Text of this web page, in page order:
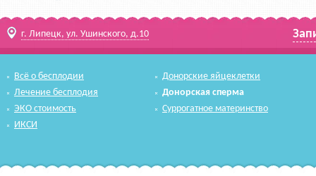
г. Липецк, ул. Ушинского, д.10
Всё о бесплодии
Лечение бесплодия
ЭКО стоимость
ИКСИ
Донорские яйцеклетки
Донорская сперма
Суррогатное материнство